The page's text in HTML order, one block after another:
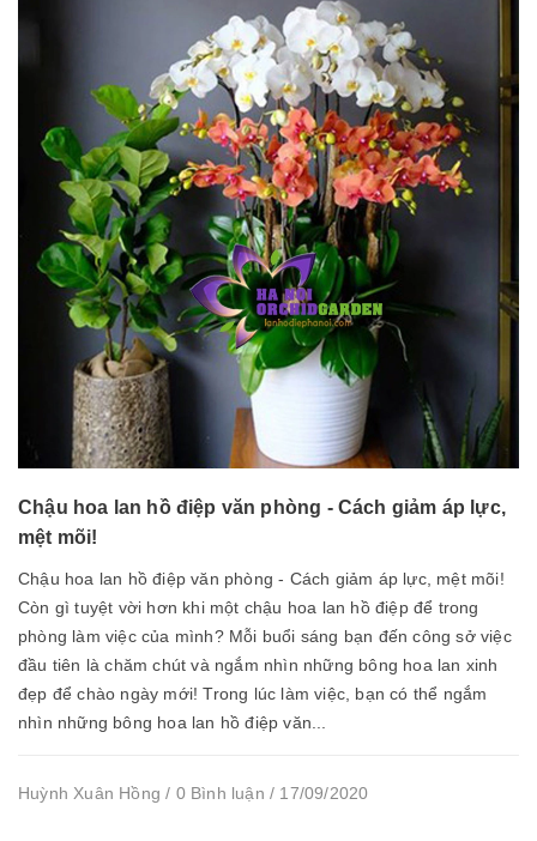
Chậu hoa lan hồ điệp văn phòng - Cách giảm áp lực,
mệt mõi!
Chậu hoa lan hồ điệp văn phòng - Cách giảm áp lực, mệt mõi!
Còn gì tuyệt vời hơn khi một chậu hoa lan hồ điệp để trong
phòng làm việc của mình? Mỗi buổi sáng bạn đến công sở việc
đầu tiên là chăm chút và ngắm nhìn những bông hoa lan xinh
đẹp để chào ngày mới! Trong lúc làm việc, bạn có thể ngắm
nhìn những bông hoa lan hồ điệp văn...
Huỳnh Xuân Hồng / 0 Bình luận / 17/09/2020